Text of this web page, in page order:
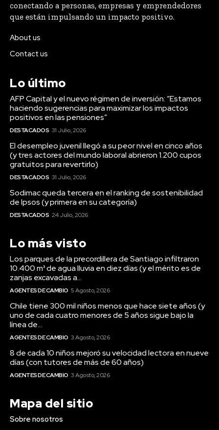
conectando a personas, empresas y emprendedores
que están impulsando un impacto positivo.
About us
Contact us
Lo último
AFP Capital y el nuevo régimen de inversión: “Estamos
haciendo sugerencias para maximizar los impactos
positivos en las pensiones”
DESTACADOS 31 Julio, 2026
El desempleo juvenil llegó a su peor nivel en cinco años
(y tres actores del mundo laboral abrieron 1.200 cupos
gratuitos para revertirlo)
DESTACADOS 31 Julio, 2026
Sodimac queda tercera en el ranking de sostenibilidad
de Ipsos (y primera en su categoría)
DESTACADOS 24 Julio, 2026
Lo más visto
Los parques de la precordillera de Santiago infiltraron
10.400 m³ de agua lluvia en diez días (y el mérito es de
zanjas excavadas a...
AGENTES DE CAMBIO 5 Agosto, 2026
Chile tiene 300 mil niños menos que hace siete años (y
uno de cada cuatro menores de 5 años sigue bajo la
línea de...
AGENTES DE CAMBIO 3 Agosto, 2026
8 de cada 10 niños mejoró su velocidad lectora en nueve
días (con tutores de más de 60 años)
AGENTES DE CAMBIO 3 Agosto, 2026
Mapa del sitio
Sobre nosotros